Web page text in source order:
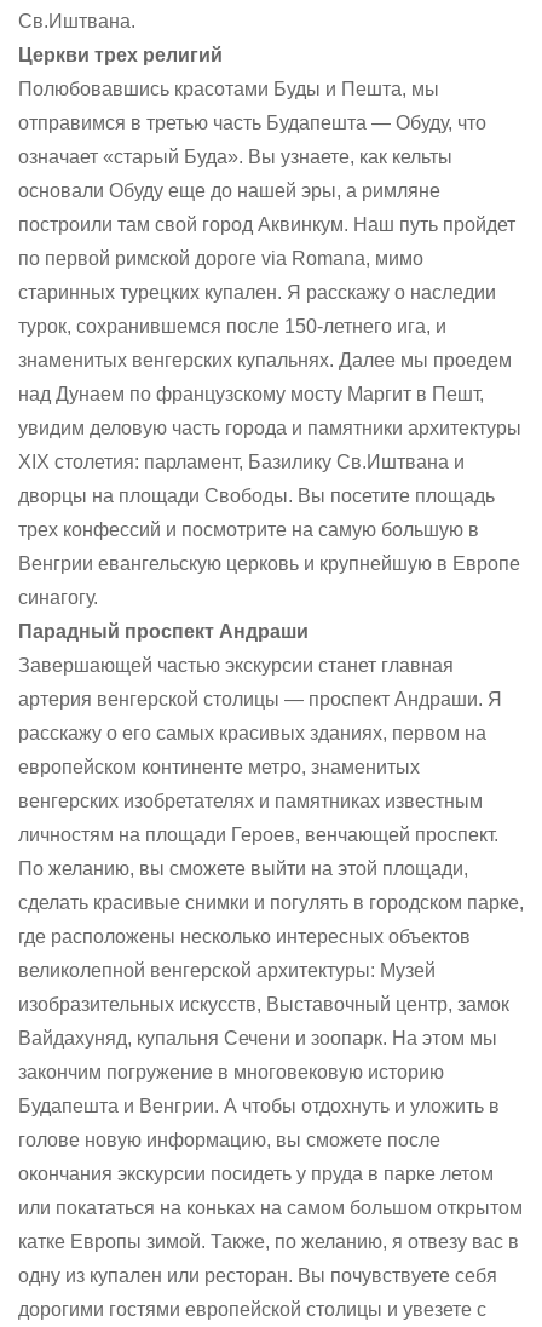
Св.Иштвана.
Церкви трех религий
Полюбовавшись красотами Буды и Пешта, мы
отправимся в третью часть Будапешта — Обуду, что
означает «старый Буда». Вы узнаете, как кельты
основали Обуду еще до нашей эры, а римляне
построили там свой город Аквинкум. Наш путь пройдет
по первой римской дороге via Romana, мимо
старинных турецких купален. Я расскажу о наследии
турок, сохранившемся после 150-летнего ига, и
знаменитых венгерских купальнях. Далее мы проедем
над Дунаем по французскому мосту Маргит в Пешт,
увидим деловую часть города и памятники архитектуры
XIX столетия: парламент, Базилику Св.Иштвана и
дворцы на площади Свободы. Вы посетите площадь
трех конфессий и посмотрите на самую большую в
Венгрии евангельскую церковь и крупнейшую в Европе
синагогу.
Парадный проспект Андраши
Завершающей частью экскурсии станет главная
артерия венгерской столицы — проспект Андраши. Я
расскажу о его самых красивых зданиях, первом на
европейском континенте метро, знаменитых
венгерских изобретателях и памятниках известным
личностям на площади Героев, венчающей проспект.
По желанию, вы сможете выйти на этой площади,
сделать красивые снимки и погулять в городском парке,
где расположены несколько интересных объектов
великолепной венгерской архитектуры: Музей
изобразительных искусств, Выставочный центр, замок
Вайдахуняд, купальня Сечени и зоопарк. На этом мы
закончим погружение в многовековую историю
Будапешта и Венгрии. А чтобы отдохнуть и уложить в
голове новую информацию, вы сможете после
окончания экскурсии посидеть у пруда в парке летом
или покататься на коньках на самом большом открытом
катке Европы зимой. Также, по желанию, я отвезу вас в
одну из купален или ресторан. Вы почувствуете себя
дорогими гостями европейской столицы и увезете с